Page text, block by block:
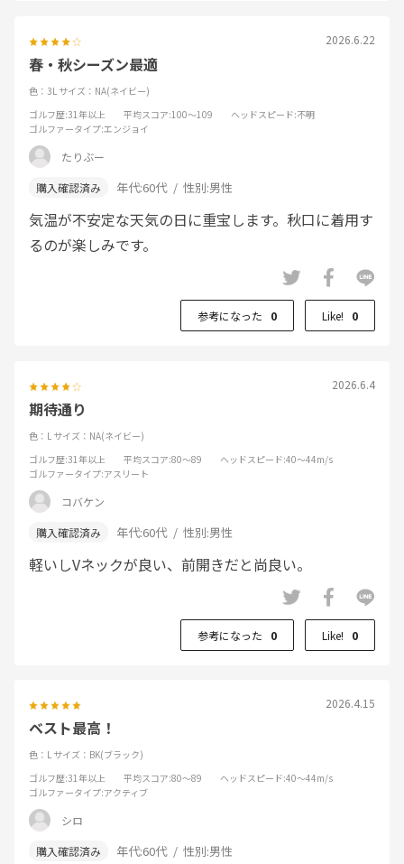
2026.6.22
春・秋シーズン最適
色：3L サイズ：NA(ネイビー)
ゴルフ歴:31年以上 平均スコア:100～109 ヘッドスピード:不明
ゴルファータイプ:エンジョイ
たりぶー
年代:60代 性別:男性
気温が不安定な天気の日に重宝します。秋口に着用す
るのが楽しみです。
参考になった 0 Like! 0
2026.6.4
期待通り
色：L サイズ：NA(ネイビー)
ゴルフ歴:31年以上 平均スコア:80～89 ヘッドスピード:40～44m/s
ゴルファータイプ:アスリート
コバケン
年代:60代 性別:男性
軽いしVネックが良い、前開きだと尚良い。
参考になった 0 Like! 0
2026.4.15
ベスト最高！
色：L サイズ：BK(ブラック)
ゴルフ歴:31年以上 平均スコア:80～89 ヘッドスピード:40～44m/s
ゴルファータイプ:アクティブ
シロ
年代:60代 性別:男性